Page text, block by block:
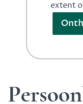
extent